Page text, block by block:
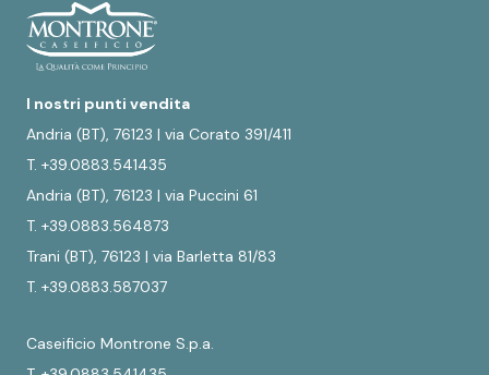
I nostri punti vendita
Andria (BT), 76123 | via Corato 391/411
T. +39.0883.541435
Andria (BT), 76123 | via Puccini 61
T. +39.0883.564873
Trani (BT), 76123 | via Barletta 81/83
T. +39.0883.587037
Caseificio Montrone S.p.a.